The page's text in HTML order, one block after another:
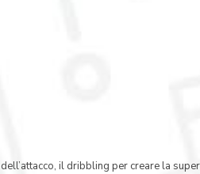
il dribbling per creare la